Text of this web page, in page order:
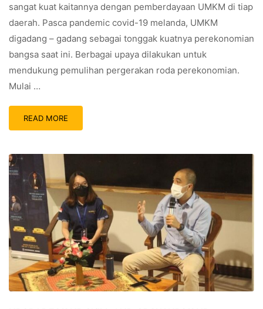
sangat kuat kaitannya dengan pemberdayaan UMKM di tiap
daerah. Pasca pandemic covid-19 melanda, UMKM
digadang – gadang sebagai tonggak kuatnya perekonomian
bangsa saat ini. Berbagai upaya dilakukan untuk
mendukung pemulihan pergerakan roda perekonomian.
Mulai …
READ MORE